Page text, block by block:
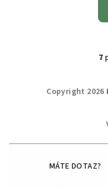
7
Copyright 2026
MÁTE DOTAZ?